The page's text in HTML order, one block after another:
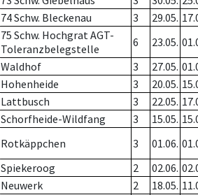
74 Schw. Bleckenau 3 29.05.
75 Schw. Hochgrat AGT-
Toleranzbelegstelle
6 23.05.
Waldhof 3 27.05.
Hohenheide 3 20.05.
Lattbusch 3 22.05.
Schorfheide-Wildfang 3 15.05.
Rotkäppchen 3 01.06.
Spiekeroog 2 02.06.
Neuwerk 2 18.05.